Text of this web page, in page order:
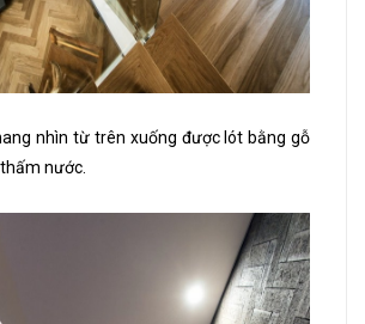
nhìn từ trên xuống được lót bằng gỗ
nước.